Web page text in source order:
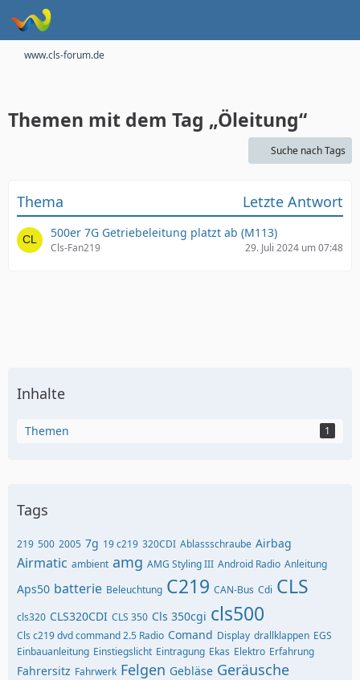
www.cls-forum.de
Themen mit dem Tag „Öleitung“
Suche nach Tags
Thema Letzte Antwort
500er 7G Getriebeleitung platzt ab (M113)
Cls-Fan219 29. Juli 2024 um 07:48
Inhalte
Themen 1
Tags
219 500 2005 7g 19 c219 320CDI Ablassschraube Airbag
Airmatic ambient amg AMG Styling III Android Radio Anleitung
Aps50 batterie Beleuchtung C219 CAN-Bus Cdi CLS
cls320 CLS320CDI CLS 350 Cls 350cgi cls500
Cls c219 dvd command 2.5 Radio Comand Display drallklappen EGS
Einbauanleitung Einstiegslicht Eintragung Ekas Elektro Erfahrung
Fahrersitz Fahrwerk Felgen Gebläse Geräusche